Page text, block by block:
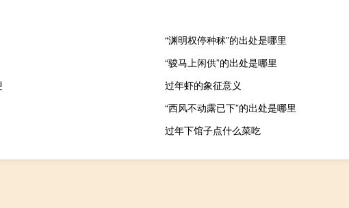
“渊明权停种秫”的出处是哪里
“骏马上闲供”的出处是哪里
过年虾的象征意义
“西风不动露已下”的出处是哪里
过年下馆子点什么菜吃